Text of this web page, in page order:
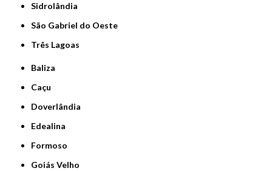
Sidrolândia
São Gabriel do Oeste
Três Lagoas
Baliza
Caçu
Doverlândia
Edealina
Formoso
Goiás Velho